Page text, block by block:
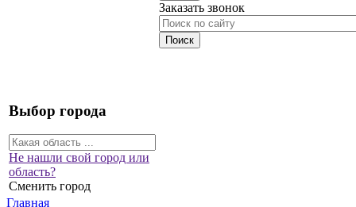
Заказать звонок
Выбор города
Не нашли свой город или
область?
Сменить город
Главная